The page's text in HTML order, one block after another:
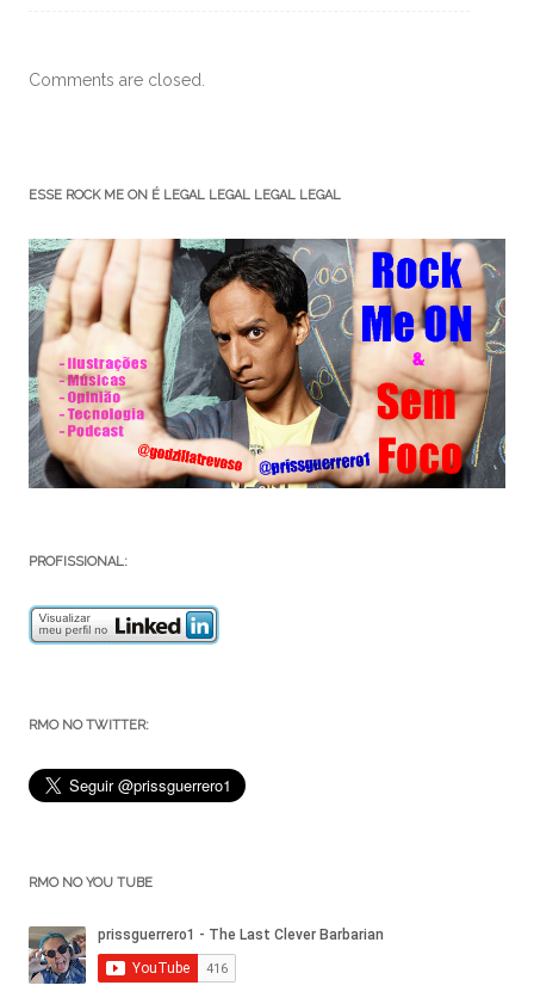
Comments are closed.
ESSE ROCK ME ON É LEGAL LEGAL LEGAL LEGAL
PROFISSIONAL:
RMO NO TWITTER:
RMO NO YOU TUBE